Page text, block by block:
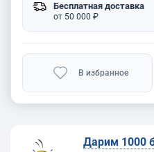
Бесплатная доставка
от 50 000 ₽
В избранное
Дарим 1000